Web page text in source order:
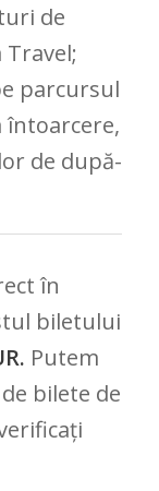
de
parcursul
întoarcere,
de după-
în
biletului
Putem
bilete de